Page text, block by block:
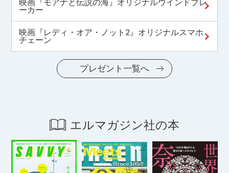
映画『モアナと伝説の海』オリジナルウインドブレ
ーカー
映画『レディ・オア・ノット2』オリジナルスマホ
チェーン
プレゼント一覧へ
エルマガジン社の本